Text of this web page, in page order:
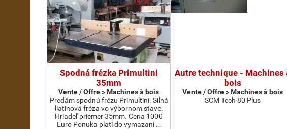
Spodná frézka Primultini
35mm
Vente / Offre > Machines à bois
Predám spodnú frézu Primultini. Silná
liatinová fréza vo výbornom stave.
Hriadeľ priemer 35mm. Cena 1000
Euro Ponuka platí do vymazani …
Autre technique - Machines
bois
Vente / Offre > Machines à bois
SCM Tech 80 Plus